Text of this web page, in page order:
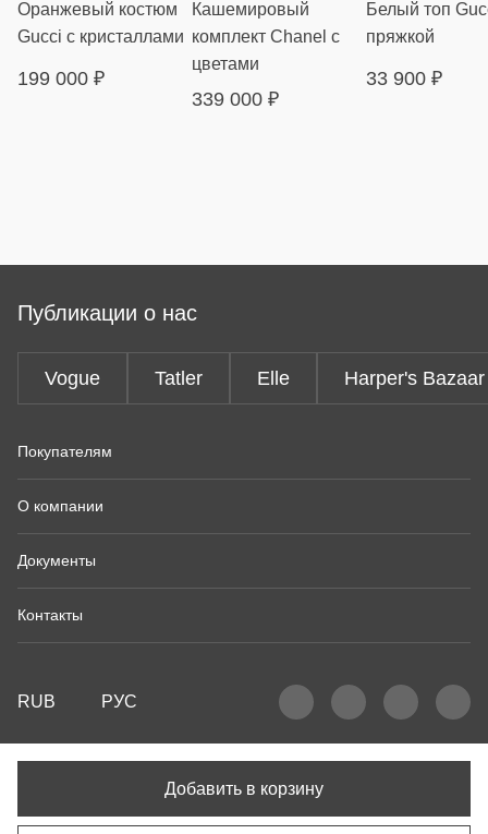
Добавить в корзину
Оранжевый костюм
Gucci с кристаллами
199 000 ₽
Кашемировый
комплект Chanel с
цветами
339 000 ₽
Белый топ
пряжкой
33 900 ₽
Публикации о нас
Vogue Tatler Elle Harper's Bazaar
Покупателям
О компании
Документы
Контакты
RUB РУС